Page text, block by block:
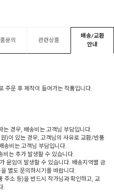
문의 관련상품
배송/교환
안내
주문 후 제작이 들어가는 작품입니다.
경우, 배송비는 고객님 부담입니다.
)이 있는 경우, 고객님의 사유로 교환/반품
송비는 고객님 부담입니다.
는 추가 발생할 수 있습니다.
운임이 발생할 수 있습니다. 배송지역별 금
별도 문의하시기를 바랍니다.
주소 등)을 반드시 작가님과 확인하고, 교
.